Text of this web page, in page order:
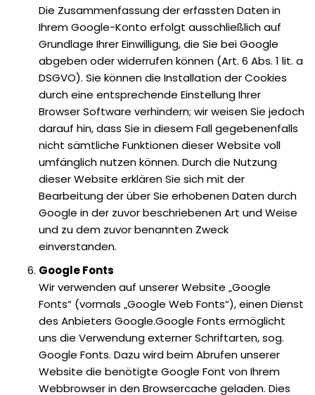
Die Zusammenfassung der erfassten Daten in
Ihrem Google-Konto erfolgt ausschließlich auf
Grundlage Ihrer Einwilligung, die Sie bei Google
abgeben oder widerrufen können (Art. 6 Abs. 1 lit. a
DSGVO). Sie können die Installation der Cookies
durch eine entsprechende Einstellung Ihrer
Browser Software verhindern; wir weisen Sie jedoch
darauf hin, dass Sie in diesem Fall gegebenenfalls
nicht sämtliche Funktionen dieser Website voll
umfänglich nutzen können. Durch die Nutzung
dieser Website erklären Sie sich mit der
Bearbeitung der über Sie erhobenen Daten durch
Google in der zuvor beschriebenen Art und Weise
und zu dem zuvor benannten Zweck
einverstanden.
Google Fonts
Wir verwenden auf unserer Website „Google
Fonts“ (vormals „Google Web Fonts“), einen Dienst
des Anbieters Google.Google Fonts ermöglicht
uns die Verwendung externer Schriftarten, sog.
Google Fonts. Dazu wird beim Abrufen unserer
Website die benötigte Google Font von Ihrem
Webbrowser in den Browsercache geladen. Dies